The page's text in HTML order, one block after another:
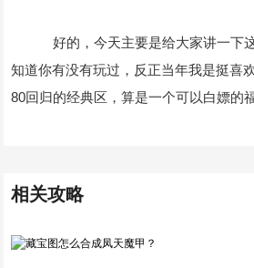
好的，今天主要是给大家讲一下
知道你有没有玩过，反正当年我是挺喜
80回归的经典区，算是一个可以白嫖的福
相关攻略